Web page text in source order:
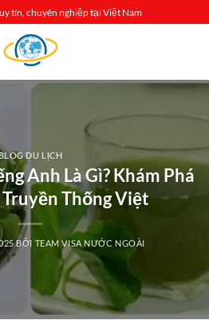
tín, chuyên nghiệp tại Việt Nam
DU LỊCH
Anh Là Gì? Khám Phá
Thống Việt
BỞI TEAM VISA NƯỚC NGOÀI